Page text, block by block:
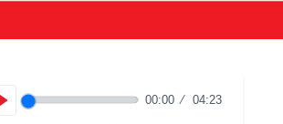
00:00 04:23